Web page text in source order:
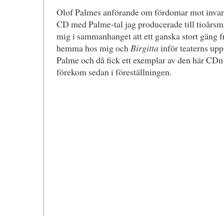
Olof Palmes anförande om fördomar mot
CD med Palme-tal jag producerade till
mig i sammanhanget att ett ganska stort gäng
hemma hos mig ochBirgittainför teaterns
Palme och då fick ett exemplar av den här
förekom sedan i föreställningen.